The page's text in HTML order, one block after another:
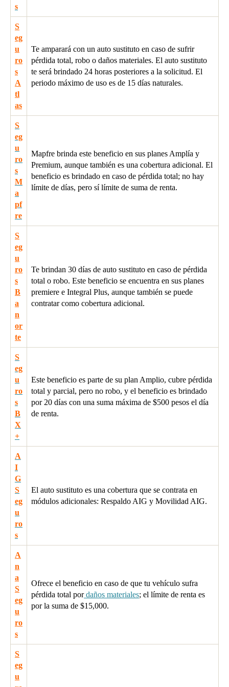
s
S
eg
u
ro
s
A
tl
as
Te amparará con un auto sustituto en caso de sufrir
pérdida total, robo o daños materiales. El auto sustituto
te será brindado 24 horas posteriores a la solicitud. El
periodo máximo de uso es de 15 días naturales.
S
eg
u
ro
s
M
a
pf
re
Mapfre brinda este beneficio en sus planes Amplía y
Premium, aunque también es una cobertura adicional. El
beneficio es brindado en caso de pérdida total; no hay
límite de días, pero sí límite de suma de renta.
S
eg
u
ro
s
B
a
n
or
te
Te brindan 30 días de auto sustituto en caso de pérdida
total o robo. Este beneficio se encuentra en sus planes
premiere e Integral Plus, aunque también se puede
contratar como cobertura adicional.
S
eg
u
ro
s
B
X
+
Este beneficio es parte de su plan Amplio, cubre pérdida
total y parcial, pero no robo, y el beneficio es brindado
por 20 días con una suma máxima de $500 pesos el día
de renta.
A
I
G
S
eg
u
ro
s
El auto sustituto es una cobertura que se contrata en
módulos adicionales: Respaldo AIG y Movilidad AIG.
A
n
a
S
eg
u
ro
s
Ofrece el beneficio en caso de que tu vehículo sufra
pérdida total pordaños materiales; el límite de renta es
por la suma de $15,000.
S
eg
u